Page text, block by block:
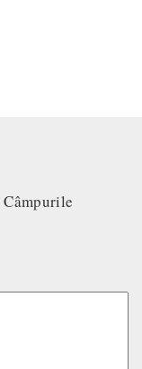
Câmpurile